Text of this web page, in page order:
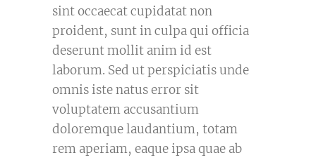
sint occaecat cupidatat non
proident, sunt in culpa qui officia
deserunt mollit anim id est
laborum. Sed ut perspiciatis unde
omnis iste natus error sit
voluptatem accusantium
doloremque laudantium, totam
rem aperiam, eaque ipsa quae ab